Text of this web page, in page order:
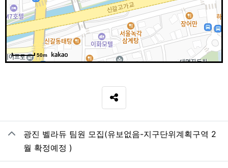
50m
SNS 공유
관련자료
광진 벨라듀 팀원 모집(유보없음-지구단위계획구역 2
월 확정예정 )